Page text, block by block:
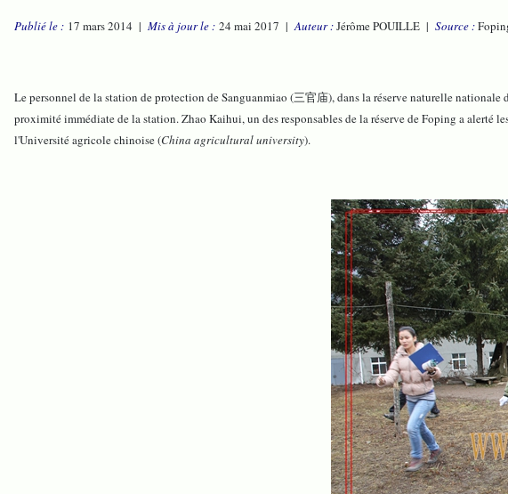
Publié le : 17 mars 2014 | Mis à jour le : 24 mai 2017 |Auteur :Jérôme POUILLE | Source :
Le personnel de la station de protection de Sanguanmiao (三官庙), dans la réserve naturelle
proximité immédiate de la station. Zhao Kaihui, un des responsables de la réserve de Foping a alerté
l'Université agricole chinoise (China agricultural university).